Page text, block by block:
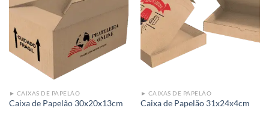
wishlist
► CAIXAS DE PAPELÃO
Caixa de Papelão 30x20x13cm
Add to
wishlist
► CAIXAS DE PAPELÃO
Caixa de Papelão 31x24x4cm